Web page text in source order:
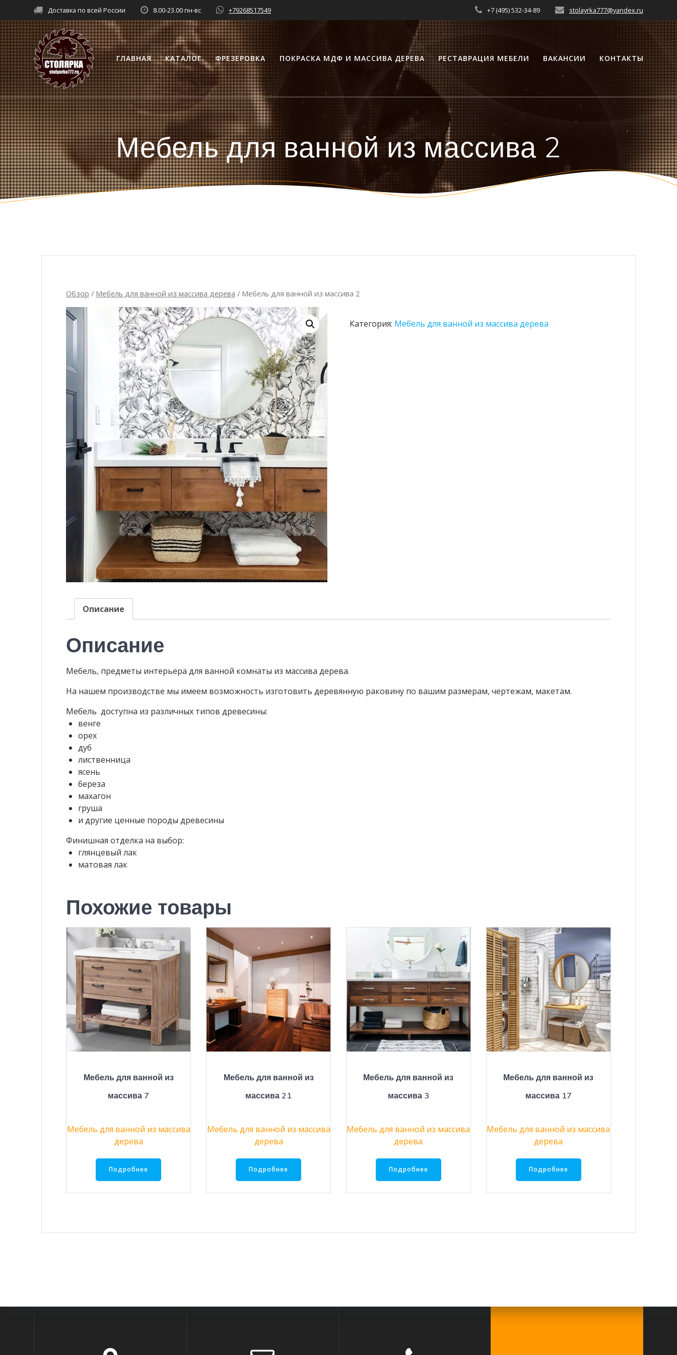
к
контенту
Доставка по всей России 8.00-23.00 пн-вс +79268517549 +7 (495) 532-34-89 stolayrka777@yandex.ru
ГЛАВНАЯ КАТАЛОГ ФРЕЗЕРОВКА ПОКРАСКА МДФ И МАССИВА ДЕРЕВА РЕСТАВРАЦИЯ МЕБЕЛИ ВАКАНСИИ КОНТАКТЫ
Мебель для ванной из массива 2
Обзор / Мебель для ванной из массива дерева / Мебель для ванной из массива 2
Категория: Мебель для ванной из массива дерева
Описание
Описание
Мебель, предметы интерьера для ванной комнаты из массива дерева.
На нашем производстве мы имеем возможность изготовить деревянную раковину по вашим размерам, чертежам, макетам.
Мебель доступна из различных типов древесины:
венге
орех
дуб
лиственница
ясень
береза
махагон
груша
и другие ценные породы древесины
Финишная отделка на выбор:
глянцевый лак
матовая лак
Похожие товары
Мебель для ванной из
массива 7
Мебель для ванной из массива
дерева
Подробнее
Мебель для ванной из
массива 21
Мебель для ванной из массива
дерева
Подробнее
Мебель для ванной из
массива 3
Мебель для ванной из массива
дерева
Подробнее
Мебель для ванной из
массива 17
Мебель для ванной из массива
дерева
Подробнее